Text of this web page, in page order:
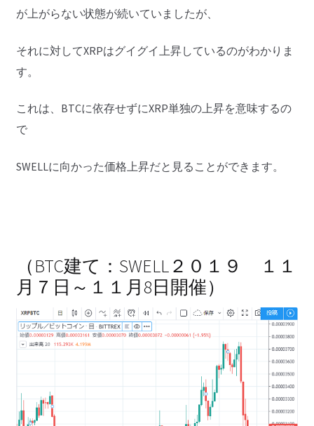
が上がらない状態が続いていましたが、
それに対してXRPはグイグイ上昇しているのがわかりま
す。
これは、BTCに依存せずにXRP単独の上昇を意味するの
で
SWELLに向かった価格上昇だと見ることができます。
（BTC建て：SWELL２０１９ １１
月７日～１１月8日開催）